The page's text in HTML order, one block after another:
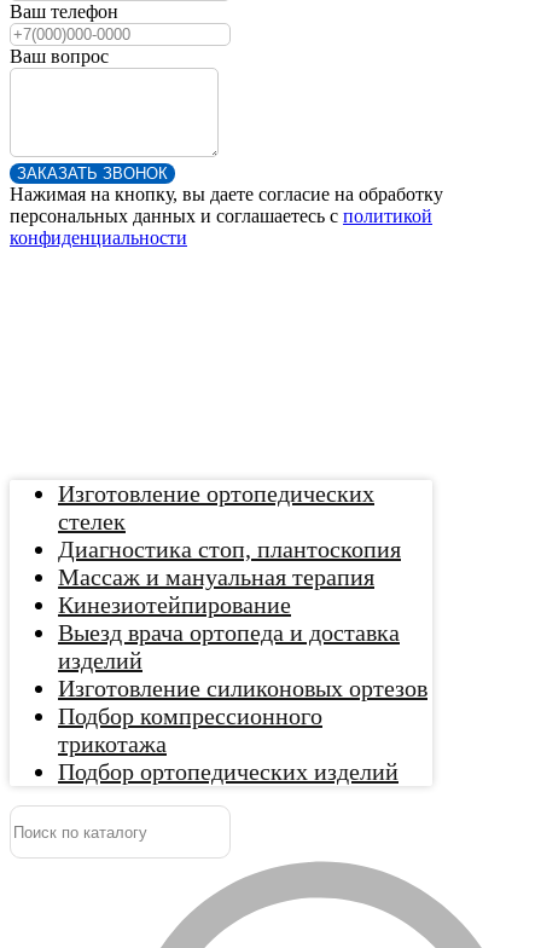
Ваш телефон
Ваш вопрос
ЗАКАЗАТЬ ЗВОНОК
Нажимая на кнопку, вы даете согласие на обработку
персональных данных и соглашаетесь c политикой
конфиденциальности
Изготовление ортопедических
стелек
Диагностика стоп, плантоскопия
Массаж и мануальная терапия
Кинезиотейпирование
Выезд врача ортопеда и доставка
изделий
Изготовление силиконовых ортезов
Подбор компрессионного
трикотажа
Подбор ортопедических изделий